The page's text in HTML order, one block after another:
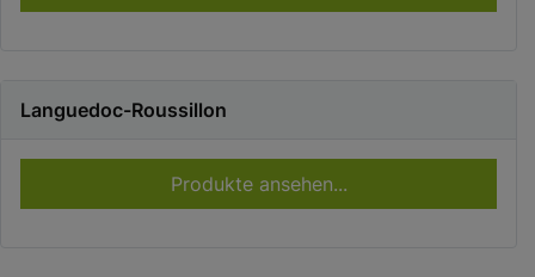
Languedoc-Roussillon
Produkte ansehen...